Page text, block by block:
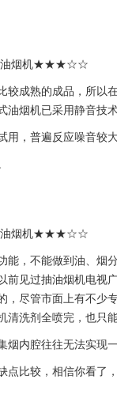
油烟机★★★☆☆
较成熟的成品，所以
烟机已采用静音技
，普遍反应噪音较大
油烟机★★★☆☆
能，不能做到油、烟
前见过抽油烟机电视
，尽管市面上有不少
洗剂全喷完，也只
内腔往往无法实现
点比较，相信你看了